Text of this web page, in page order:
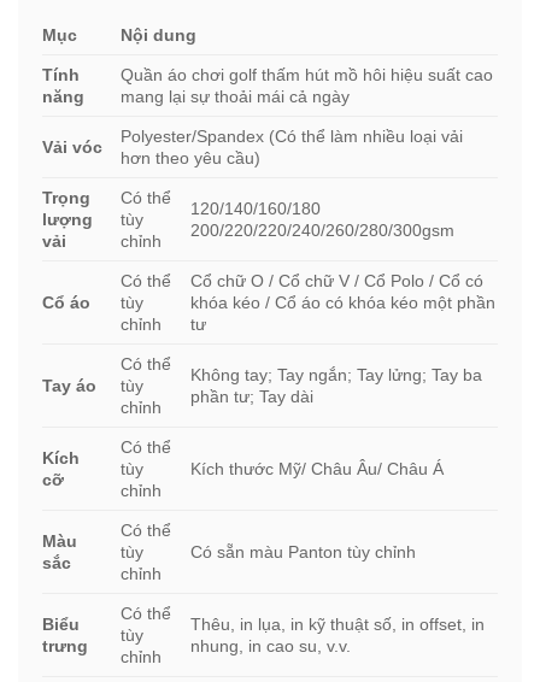
Mục Nội dung
Tính
năng
Quần áo chơi golf thấm hút mồ hôi hiệu suất cao
mang lại sự thoải mái cả ngày
Vải vóc
Polyester/Spandex (Có thể làm nhiều loại vải
hơn theo yêu cầu)
Trọng
lượng
vải
Có thể
tùy
chỉnh
120/140/160/180
200/220/220/240/260/280/300gsm
Cổ áo
Có thể
tùy
chỉnh
Cổ chữ O / Cổ chữ V / Cổ Polo / Cổ có
khóa kéo / Cổ áo có khóa kéo một phần
tư
Tay áo
Có thể
tùy
chỉnh
Không tay; Tay ngắn; Tay lửng; Tay ba
phần tư; Tay dài
Kích
cỡ
Có thể
tùy
chỉnh
Kích thước Mỹ/ Châu Âu/ Châu Á
Màu
sắc
Có thể
tùy
chỉnh
Có sẵn màu Panton tùy chỉnh
Biểu
trưng
Có thể
tùy
chỉnh
Thêu, in lụa, in kỹ thuật số, in offset, in
nhung, in cao su, v.v.